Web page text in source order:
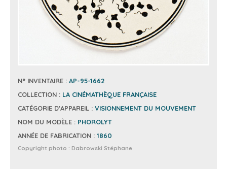
N° INVENTAIRE : AP-95-1662
COLLECTION : LA CINÉMATHÈQUE FRANÇAISE
CATÉGORIE D'APPAREIL : VISIONNEMENT DU MOUVEMENT
NOM DU MODÈLE : PHOROLYT
ANNÉE DE FABRICATION : 1860
Copyright photo : Dabrowski Stéphane